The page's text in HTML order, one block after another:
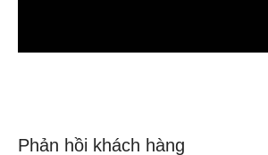
Phản hồi khách hàng